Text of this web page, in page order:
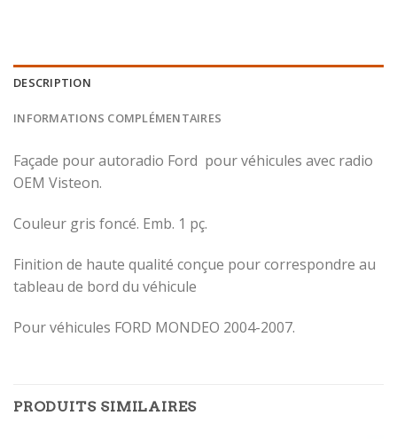
DESCRIPTION
INFORMATIONS COMPLÉMENTAIRES
Façade pour autoradio Ford pour véhicules avec radio
OEM Visteon.
Couleur gris foncé. Emb. 1 pç.
Finition de haute qualité conçue pour correspondre au
tableau de bord du véhicule
Pour véhicules FORD MONDEO 2004-2007.
PRODUITS SIMILAIRES